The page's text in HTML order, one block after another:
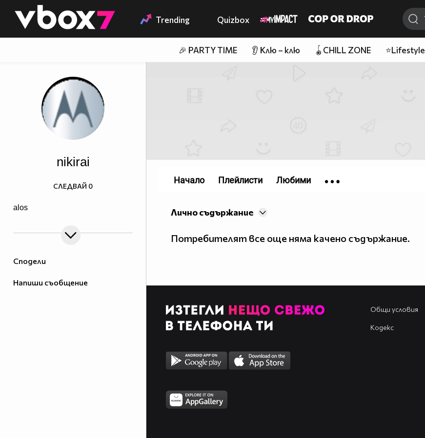
👾 Trending Quizbox
🎉 PARTY TIME 👂 Клю – клю 🪀CHILL ZONE ⭐Lifestyle
Сподели
Напиши съобщение
nikirai
alos
СЛЕДВАЙ 0
Лично съдържание
Потребителят все още няма качено съдържание.
Начало Плейлисти Любими
Общи условия
Кодекс